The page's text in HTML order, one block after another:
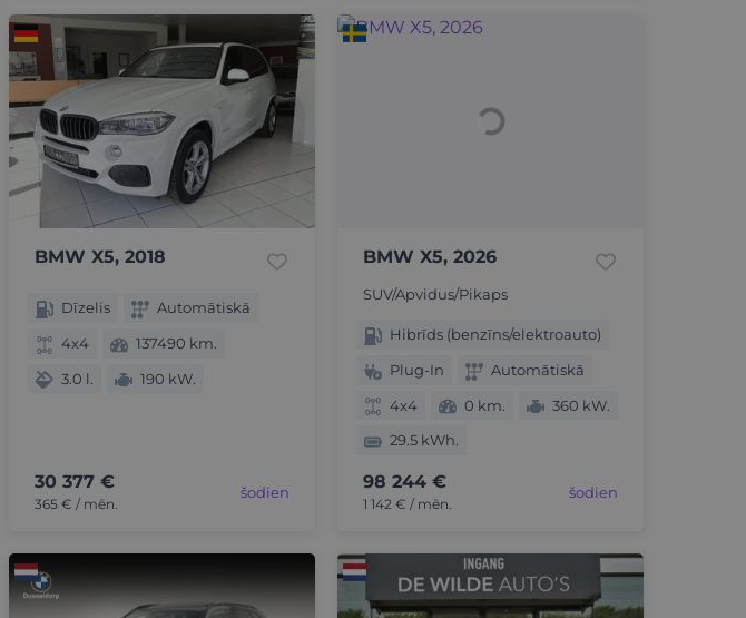
BMW X5, 2018
Dīzelis
Automātiskā
4x4
137490 km.
3.0 l.
190 kW.
30 377 €
365 € / mēn.
šodien
BMW X5, 2026
SUV/Apvidus/Pikaps
Hibrīds (benzīns/elektroauto)
Plug-In
Automātiskā
4x4
0 km.
360 kW.
29.5 kWh.
98 244 €
1 142 € / mēn.
šodien